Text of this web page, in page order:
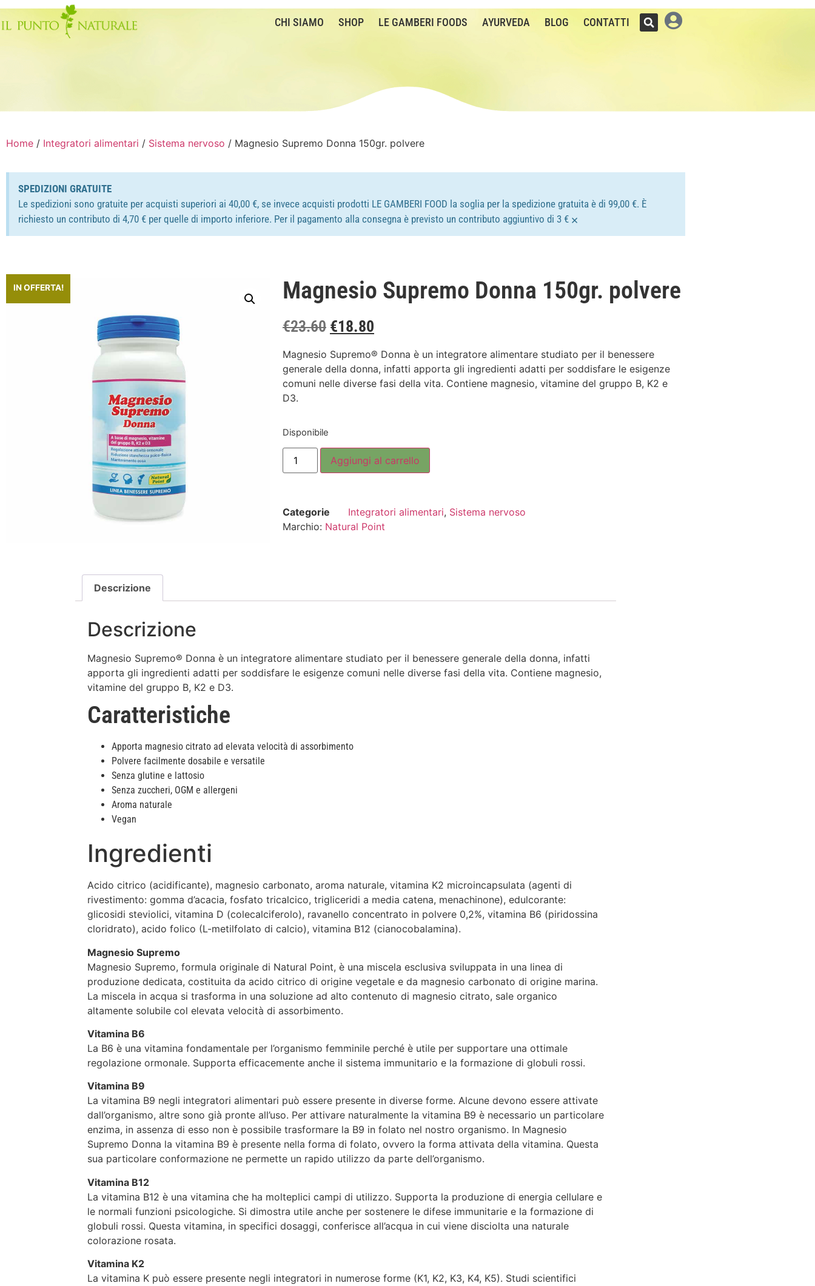
CHI SIAMO SHOP LE GAMBERI FOODS AYURVEDA BLOG CONTATTI
Home / Integratori alimentari / Sistema nervoso / Magnesio Supremo Donna 150gr. polvere
SPEDIZIONI GRATUITE
Le spedizioni sono gratuite per acquisti superiori ai 40,00 €, se invece acquisti prodotti LE GAMBERI FOOD la soglia per la spedizione gratuita è di 99,00 €. È
richiesto un contributo di 4,70 € per quelle di importo inferiore. Per il pagamento alla consegna è previsto un contributo aggiuntivo di 3 € ×
IN OFFERTA! Magnesio Supremo Donna 150gr. polvere
€23.60 €18.80
Magnesio Supremo® Donna è un integratore alimentare studiato per il benessere
generale della donna, infatti apporta gli ingredienti adatti per soddisfare le esigenze
comuni nelle diverse fasi della vita. Contiene magnesio, vitamine del gruppo B, K2 e
D3.
Disponibile
Aggiungi al carrello
Categorie Integratori alimentari, Sistema nervoso
Marchio: Natural Point
Descrizione
Descrizione
Magnesio Supremo® Donna è un integratore alimentare studiato per il benessere generale della donna, infatti
apporta gli ingredienti adatti per soddisfare le esigenze comuni nelle diverse fasi della vita. Contiene magnesio,
vitamine del gruppo B, K2 e D3.
Caratteristiche
Apporta magnesio citrato ad elevata velocità di assorbimento
Polvere facilmente dosabile e versatile
Senza glutine e lattosio
Senza zuccheri, OGM e allergeni
Aroma naturale
Vegan
Ingredienti
Acido citrico (acidificante), magnesio carbonato, aroma naturale, vitamina K2 microincapsulata (agenti di
rivestimento: gomma d’acacia, fosfato tricalcico, trigliceridi a media catena, menachinone), edulcorante:
glicosidi steviolici, vitamina D (colecalciferolo), ravanello concentrato in polvere 0,2%, vitamina B6 (piridossina
cloridrato), acido folico (L-metilfolato di calcio), vitamina B12 (cianocobalamina).
Magnesio Supremo
Magnesio Supremo, formula originale di Natural Point, è una miscela esclusiva sviluppata in una linea di
produzione dedicata, costituita da acido citrico di origine vegetale e da magnesio carbonato di origine marina.
La miscela in acqua si trasforma in una soluzione ad alto contenuto di magnesio citrato, sale organico
altamente solubile col elevata velocità di assorbimento.
Vitamina B6
La B6 è una vitamina fondamentale per l’organismo femminile perché è utile per supportare una ottimale
regolazione ormonale. Supporta efficacemente anche il sistema immunitario e la formazione di globuli rossi.
Vitamina B9
La vitamina B9 negli integratori alimentari può essere presente in diverse forme. Alcune devono essere attivate
dall’organismo, altre sono già pronte all’uso. Per attivare naturalmente la vitamina B9 è necessario un particolare
enzima, in assenza di esso non è possibile trasformare la B9 in folato nel nostro organismo. In Magnesio
Supremo Donna la vitamina B9 è presente nella forma di folato, ovvero la forma attivata della vitamina. Questa
sua particolare conformazione ne permette un rapido utilizzo da parte dell’organismo.
Vitamina B12
La vitamina B12 è una vitamina che ha molteplici campi di utilizzo. Supporta la produzione di energia cellulare e
le normali funzioni psicologiche. Si dimostra utile anche per sostenere le difese immunitarie e la formazione di
globuli rossi. Questa vitamina, in specifici dosaggi, conferisce all’acqua in cui viene disciolta una naturale
colorazione rosata.
Vitamina K2
La vitamina K può essere presente negli integratori in numerose forme (K1, K2, K3, K4, K5). Studi scientifici